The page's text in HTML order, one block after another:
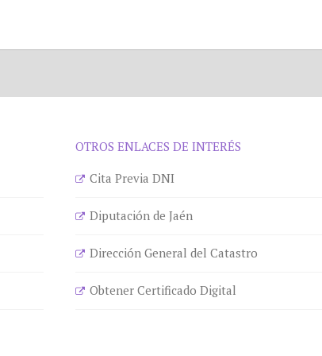
OTROS ENLACES DE INTERÉS
Cita Previa DNI
Diputación de Jaén
Dirección General del Catastro
Obtener Certificado Digital